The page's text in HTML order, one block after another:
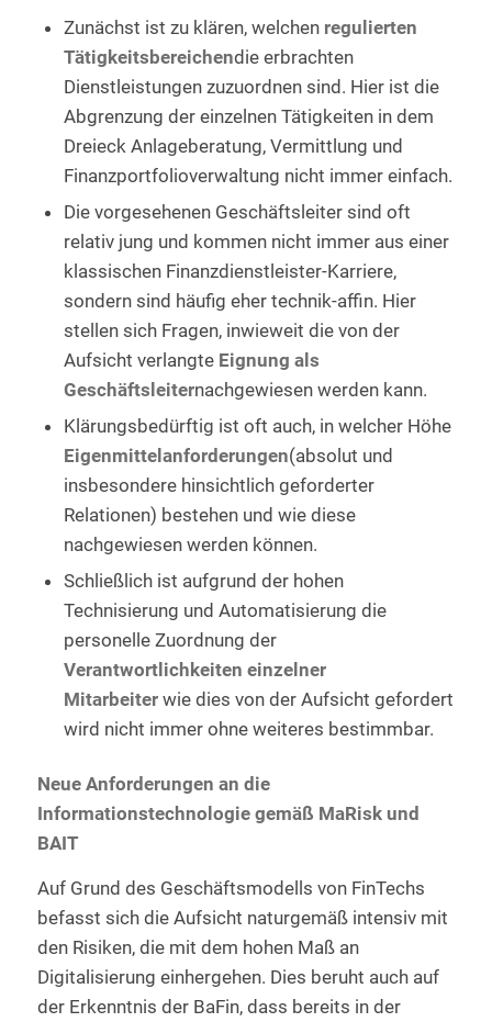
Zunächst ist zu klären, welchen regulierten
Tätigkeitsbereichendie erbrachten
Dienstleistungen zuzuordnen sind. Hier ist die
Abgrenzung der einzelnen Tätigkeiten in dem
Dreieck Anlageberatung, Vermittlung und
Finanzportfolioverwaltung nicht immer einfach.
Die vorgesehenen Geschäftsleiter sind oft
relativ jung und kommen nicht immer aus einer
klassischen Finanzdienstleister-Karriere,
sondern sind häufig eher technik-affin. Hier
stellen sich Fragen, inwieweit die von der
Aufsicht verlangte Eignung als
Geschäftsleiternachgewiesen werden kann.
Klärungsbedürftig ist oft auch, in welcher Höhe
Eigenmittelanforderungen(absolut und
insbesondere hinsichtlich geforderter
Relationen) bestehen und wie diese
nachgewiesen werden können.
Schließlich ist aufgrund der hohen
Technisierung und Automatisierung die
personelle Zuordnung der
Verantwortlichkeiten einzelner
Mitarbeiterwie dies von der Aufsicht gefordert
wird nicht immer ohne weiteres bestimmbar.
Neue Anforderungen an die
Informationstechnologie gemäß MaRisk und
BAIT
Auf Grund des Geschäftsmodells von FinTechs
befasst sich die Aufsicht naturgemäß intensiv mit
den Risiken, die mit dem hohen Maß an
Digitalisierung einhergehen. Dies beruht auch auf
der Erkenntnis der BaFin, dass bereits in der